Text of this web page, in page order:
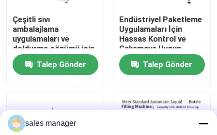
Kalite Kontrolü
Bir İndirim İste
Ambalaj Etiketleme Makinesi
Çeşitli sıvı
ambalajlama
uygulamaları ve
doldurma çözümü için
uygun paslanmaz çelik
sıvı doldurma ambalaj
makinesi
Talep Gönder
Endüstriyel Paketleme
Uygulamaları İçin
Hassas Kontrol ve
Çalışmaya Uygun
Otomatik 15KW
Otomatik Dolum ve
Paketleme Makinesi
Talep Gönder
sales manager